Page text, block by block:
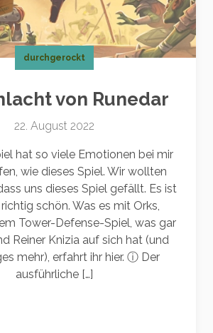
durchgerockt
von Runedar
22. August 2022
hat so viele Emotionen bei mir
wie dieses Spiel. Wir wollten
uns dieses Spiel gefällt. Es ist
schön. Was es mit Orks,
Tower-Defense-Spiel, was gar
Reiner Knizia auf sich hat (und
mehr), erfahrt ihr hier. ⓘ Der
ausführliche […]